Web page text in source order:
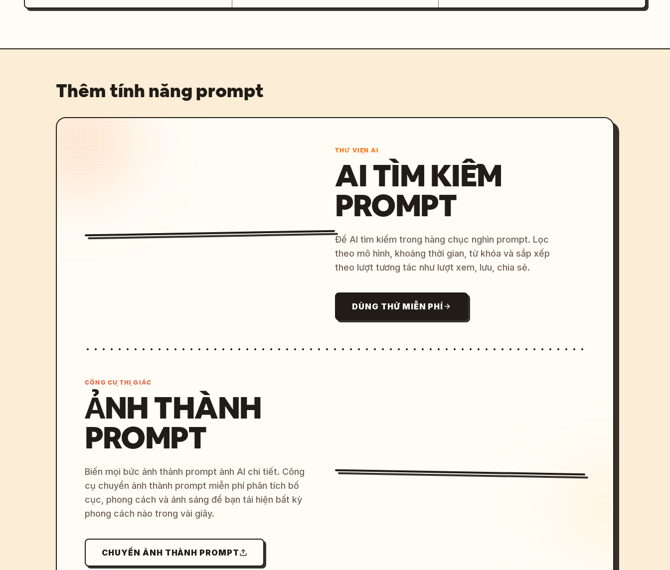
Thêm tính năng prompt
THƯ VIỆN AI
AI TÌM KIẾM
PROMPT
Để AI tìm kiếm trong hàng chục nghìn prompt. Lọc
theo mô hình, khoảng thời gian, từ khóa và sắp xếp
theo lượt tương tác như lượt xem, lưu, chia sẻ.
DÙNG THỬ MIỄN PHÍ
CÔNG CỤ THỊ GIÁC
ẢNH THÀNH
PROMPT
Biến mọi bức ảnh thành prompt ảnh AI chi tiết. Công
cụ chuyển ảnh thành prompt miễn phí phân tích bố
cục, phong cách và ánh sáng để bạn tái hiện bất kỳ
phong cách nào trong vài giây.
CHUYỂN ẢNH THÀNH PROMPT